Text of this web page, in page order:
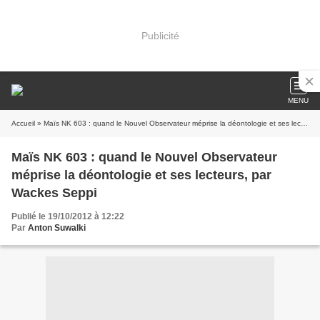
Publicité
MENU
Accueil » Maïs NK 603 : quand le Nouvel Observateur méprise la déontologie et ses lecteurs, par Wackes Seppi
Maïs NK 603 : quand le Nouvel Observateur
méprise la déontologie et ses lecteurs, par
Wackes Seppi
Publié le 19/10/2012 à 12:22
Par Anton Suwalki